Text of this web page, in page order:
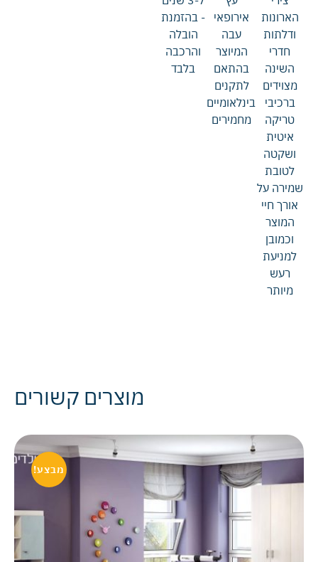
הארונות
ודלתות
חדרי
השינה
מצוידים
ברכיבי
טריקה
איטית
ושקטה
לטובת
שמירה על
אורך חיי
המוצר
וכמובן
למניעת
רעש
מיותר
אירופאי
עבה
המיוצר
בהתאם
לתקנים
בינלאומיים
מחמירים
- בהזמנת
הובלה
והרכבה
בלבד
מוצרים קשורים
מבצע!